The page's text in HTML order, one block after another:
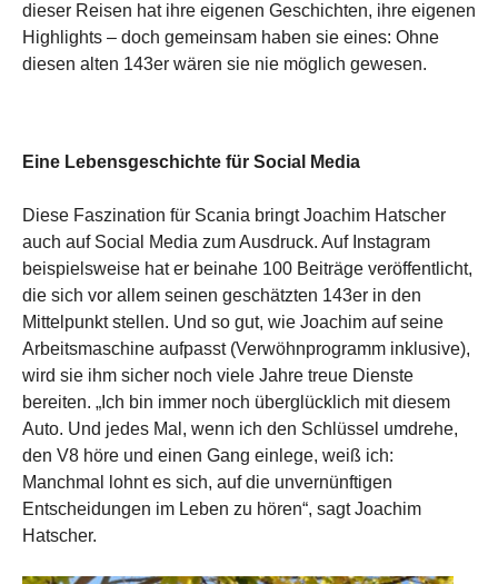
dieser Reisen hat ihre eigenen Geschichten, ihre eigenen
Highlights – doch gemeinsam haben sie eines: Ohne
diesen alten 143er wären sie nie möglich gewesen.
Eine Lebensgeschichte für Social Media
Diese Faszination für Scania bringt Joachim Hatscher
auch auf Social Media zum Ausdruck. Auf Instagram
beispielsweise hat er beinahe 100 Beiträge veröffentlicht,
die sich vor allem seinen geschätzten 143er in den
Mittelpunkt stellen. Und so gut, wie Joachim auf seine
Arbeitsmaschine aufpasst (Verwöhnprogramm inklusive),
wird sie ihm sicher noch viele Jahre treue Dienste
bereiten. „Ich bin immer noch überglücklich mit diesem
Auto. Und jedes Mal, wenn ich den Schlüssel umdrehe,
den V8 höre und einen Gang einlege, weiß ich:
Manchmal lohnt es sich, auf die unvernünftigen
Entscheidungen im Leben zu hören“, sagt Joachim
Hatscher.